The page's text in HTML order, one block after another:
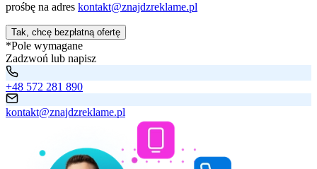
prośbę na adres kontakt@znajdzreklame.pl
Tak, chcę bezpłatną ofertę
*Pole wymagane
Zadzwoń lub napisz
+48 572 281 890
kontakt@znajdzreklame.pl